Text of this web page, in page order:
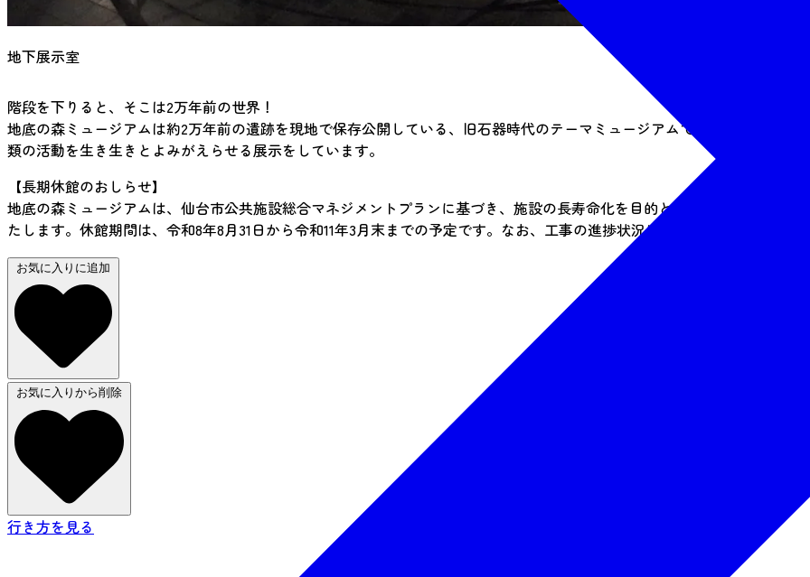
地下展示室
階段を下りると、そこは2万年前の世界！
地底の森ミュージアムは約2万年前の遺跡を現地で保存公開している、旧石器時代のテーマミュージアムです。発掘された
類の活動を生き生きとよみがえらせる展示をしています。
【長期休館のおしらせ】
地底の森ミュージアムは、仙台市公共施設総合マネジメントプランに基づき、施設の長寿命化を目的とした大規模改修工
たします。休館期間は、令和8年8月31日から令和11年3月末までの予定です。なお、工事の進捗状況により、休館期間が変
お気に入りに追加
お気に入りから削除
行き方を見る